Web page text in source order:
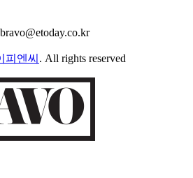
피엔씨 . All rights reserved